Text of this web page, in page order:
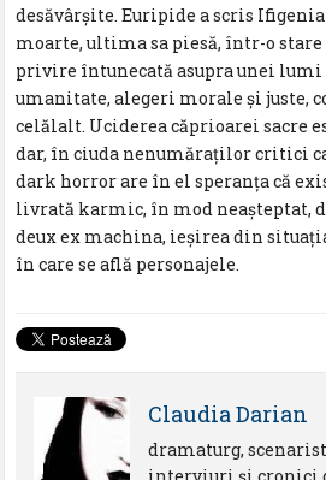
desăvârşite. Euripide a scris
moarte, ultima sa piesă, într-o stare
privire întunecată asupra unei lumi
umanitate, alegeri morale şi juste,
celălalt. Uciderea căprioarei sacre
dar, în ciuda nenumăraţilor critici
dark horror are în el speranţa că
livrată karmic, în mod neaşteptat,
deux ex machina, ieşirea din
în care se află personajele.
Claudia Darian
dramaturg,
interviuri și cronici